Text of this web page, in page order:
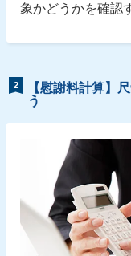
象かどうかを確認
2
【慰謝料計算】
う